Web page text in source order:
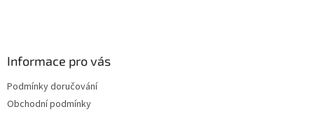
Informace pro vás
Podmínky doručování
Obchodní podmínky